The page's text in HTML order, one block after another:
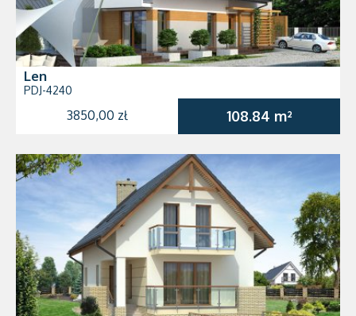
Len
PDJ-4240
3850,00 zł 108.84 m²